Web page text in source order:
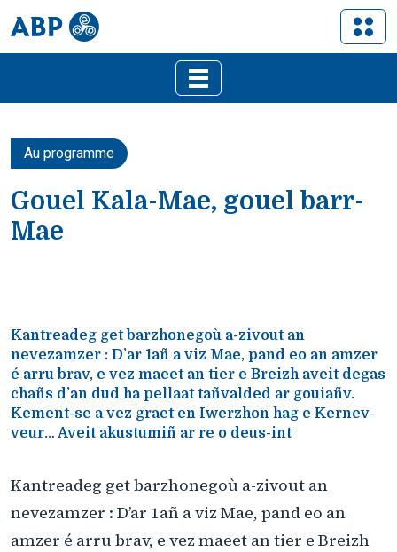
Au programme
Gouel Kala-Mae, gouel barr-
Mae
Kantreadeg get barzhonegoù a-zivout an
nevezamzer : D’ar 1añ a viz Mae, pand eo an amzer
é arru brav, e vez maeet an tier e Breizh aveit degas
chañs d’an dud ha pellaat tañvalded ar gouiañv.
Kement-se a vez graet en Iwerzhon hag e Kernev-
veur… Aveit akustumiñ ar re o deus-int
Kantreadeg get barzhonegoù a-zivout an
nevezamzer : D’ar 1añ a viz Mae, pand eo an
amzer é arru brav, e vez maeet an tier e Breizh